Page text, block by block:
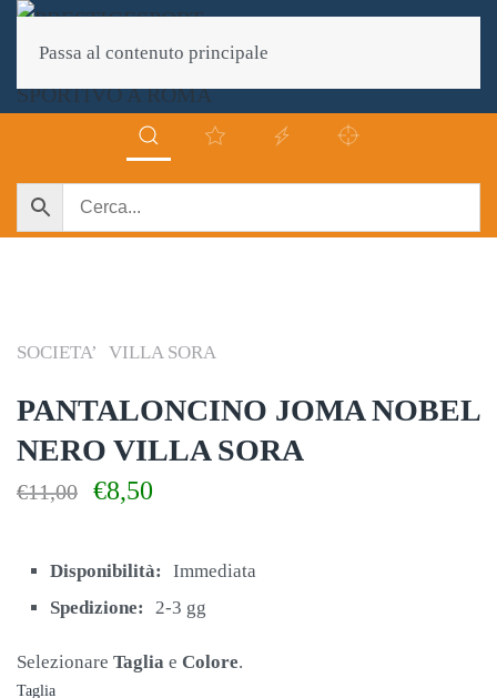
Passa al contenuto principale
SOCIETA’ VILLA SORA
PANTALONCINO JOMA NOBEL
NERO VILLA SORA
€11,00
prezzo
era:
€8,50
è:
Disponibilità:
Immediata
Spedizione:
2-3 gg
Selezionare Taglia e Colore.
Taglia